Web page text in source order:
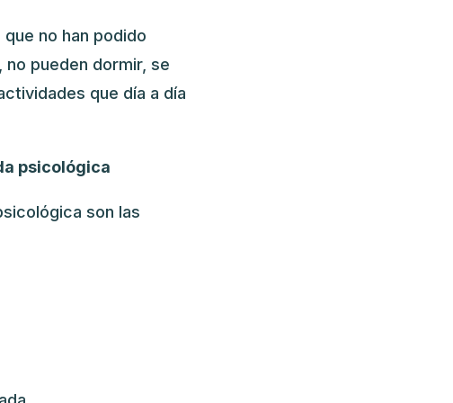
no han podido
pueden dormir, se
que día a día
psicológica
son las